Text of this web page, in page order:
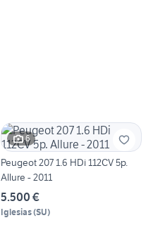
6
Peugeot 207 1.6 HDi 112CV 5p.
Allure - 2011
5.500 €
Iglesias(SU)